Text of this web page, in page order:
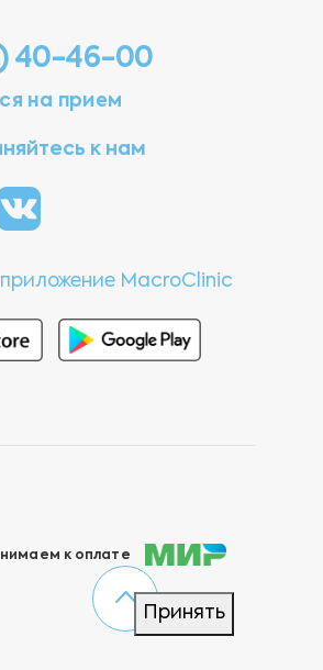
40-46-00
на прием
к нам
MacroClinic
к оплате
Принять